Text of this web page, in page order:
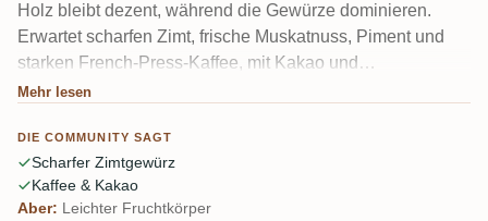
Holz bleibt dezent, während die Gewürze dominieren.
Erwartet scharfen Zimt, frische Muskatnuss, Piment und
starken French-Press-Kaffee, mit Kakao und
Orangenschale im Hintergrund. Einige Tester finden ihn
polierter, gewürzbetonter Column-Rum, den einige hier am
Gaumen etwas stereotypisch fanden.
Mehr lesen
DIE COMMUNITY SAGT
Scharfer Zimtgewürz
Kaffee & Kakao
Aber: Leichter Fruchtkörper